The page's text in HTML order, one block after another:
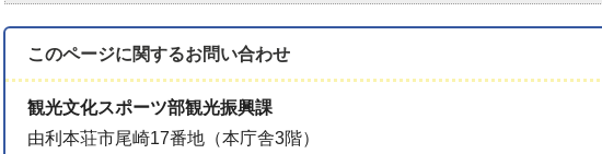
このページに関するお問い合わせ
観光文化スポーツ部観光振興課
由利本荘市尾崎17番地（本庁舎3階）